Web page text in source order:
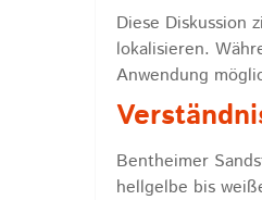
Diese Diskussion
lokalisieren.
Anwendung
Bentheimer
hellgelbe bis